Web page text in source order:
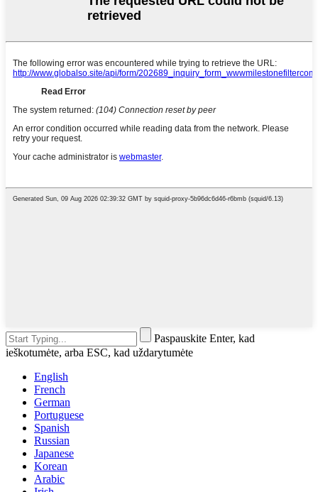
Paspauskite Enter, kad
ieškotumėte, arba ESC, kad uždarytumėte
English
French
German
Portuguese
Spanish
Russian
Japanese
Korean
Arabic